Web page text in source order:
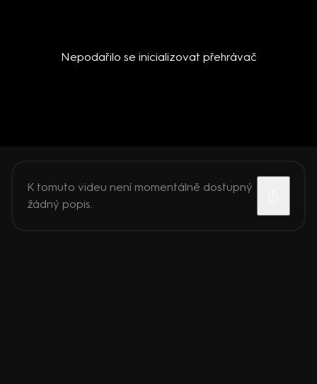
Nepodařilo se inicializovat přehrávač
K tomuto videu není momentálně dostupný
žádný popis.